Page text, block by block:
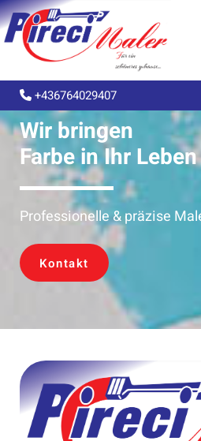
 +436764029407
Wir bringen
Farbe in Ihr Leben
Professionelle & präzise
Kontakt